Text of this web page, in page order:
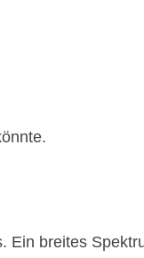
Ein breites